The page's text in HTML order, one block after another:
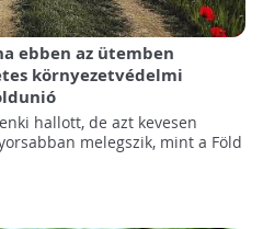
ebben az ütemben
környezetvédelmi
hallott, de azt kevesen
melegszik, mint a Föld